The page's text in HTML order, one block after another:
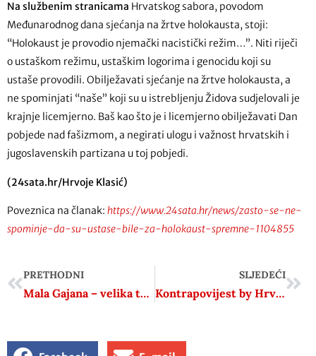
Na službenim stranicama Hrvatskog sabora, povodom
Međunarodnog dana sjećanja na žrtve holokausta, stoji:
“Holokaust je provodio njemački nacistički režim…”. Niti riječi
o ustaškom režimu, ustaškim logorima i genocidu koji su
ustaše provodili. Obilježavati sjećanje na žrtve holokausta, a
ne spominjati “naše” koji su u istrebljenju Židova sudjelovali je
krajnje licemjerno. Baš kao što je i licemjerno obilježavati Dan
pobjede nad fašizmom, a negirati ulogu i važnost hrvatskih i
jugoslavenskih partizana u toj pobjedi.
(24sata.hr/Hrvoje Klasić)
Poveznica na članak: https://www.24sata.hr/news/zasto-se-ne-
spominje-da-su-ustase-bile-za-holokaust-spremne-1104855
PRETHODNI
Mala Gajana – velika tragedija: ‘Herojska priča ovog sela naš je ponos, a Hitlera bi danas neki htjeli opravdati’
SLJEDEĆI
Kontrapovijest by Hrvoje Klasić #58 – Nikola Tomašegović – Kad je nastala hrvatska nacija?